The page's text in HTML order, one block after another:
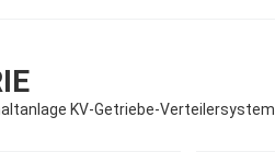
KV-Getriebe-Verteilersystem